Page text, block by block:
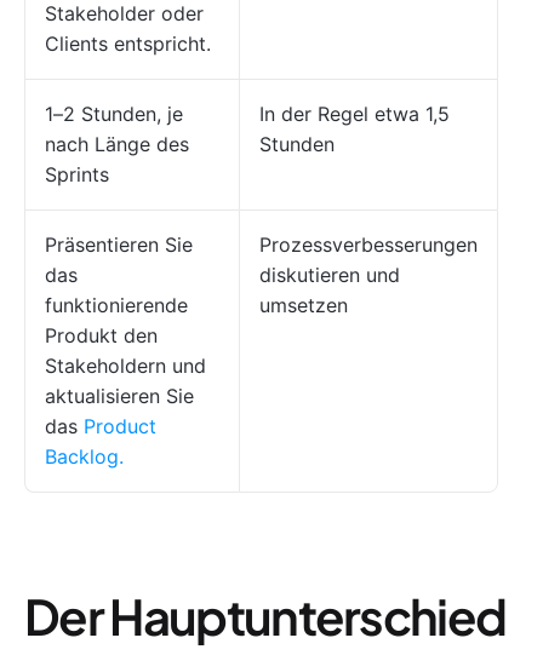
Stakeholder oder
Clients entspricht.
1–2 Stunden, je
nach Länge des
Sprints
In der Regel etwa 1,5
Stunden
Präsentieren Sie
das
funktionierende
Produkt den
Stakeholdern und
aktualisieren Sie
das Product
Backlog.
Prozessverbesserungen
diskutieren und
umsetzen
Der Hauptunterschied